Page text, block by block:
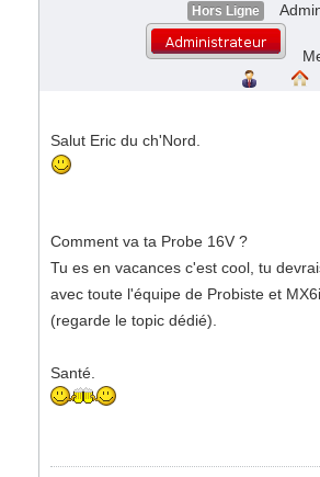
Hors Ligne
Salut Eric du ch'Nord.
Comment va ta Probe 16V ?
Tu es en vacances c'est cool, tu
avec toute l'équipe de Probiste et
(regarde le topic dédié).
Santé.